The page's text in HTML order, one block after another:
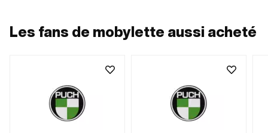
Les fans de mobylette aussi acheté